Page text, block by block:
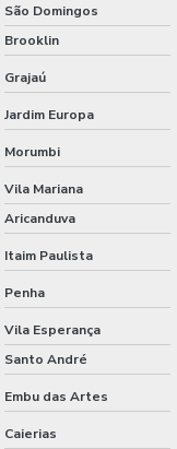
São Domingos
Brooklin
Grajaú
Jardim Europa
Morumbi
Vila Mariana
Aricanduva
Itaim Paulista
Penha
Vila Esperança
Santo André
Embu das Artes
Caierias